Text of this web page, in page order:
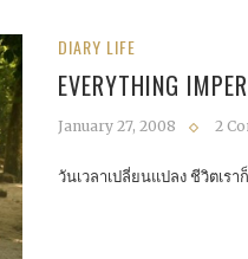
DIARY LIFE
EVERYTHING
January 27, 2008 2
วันเวลาเปลี่ยนแปลง ชีวิตเร